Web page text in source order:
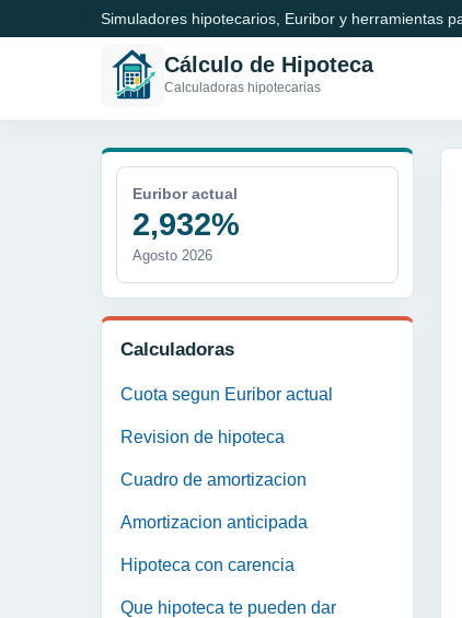
Simuladores hipotecarios, Euribor y herramientas
Cálculo de Hipoteca
Calculadoras hipotecarias
Euribor actual
2,932%
Agosto 2026
Calculadoras
Cuota segun Euribor actual
Revision de hipoteca
Cuadro de amortizacion
Amortizacion anticipada
Hipoteca con carencia
Que hipoteca te pueden dar